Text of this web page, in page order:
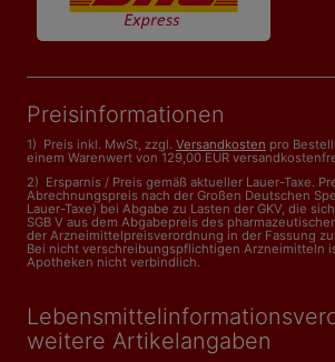
Preisinformationen
1) Preis inkl. MwSt, zzgl. Versandkosten pro
einem Warenwert von 129,00 EUR
2) Ersparnis / Preis gemäß aktueller Lauer-Taxe.
Abrechnungspreis nach der Großen Deutschen
Lauer-Taxe) bei Abgabe zu Lasten der GKV, die
SGB V aus dem Abgabepreis des
der Arzneimittelpreisverordnung in der Fassung
Bei nicht verschreibungspflichtigen Arzneimitteln
Apotheken nicht verbindlich.
weitere Artikelangaben